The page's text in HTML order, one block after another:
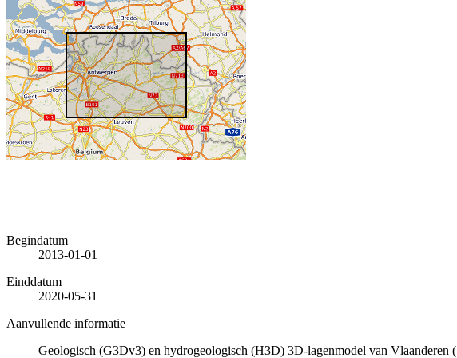
Begindatum
2013-01-01
Einddatum
2020-05-31
Aanvullende informatie
Geologisch (G3Dv3) en hydrogeologisch (H3D) 3D-lagenmodel van Vlaanderen (